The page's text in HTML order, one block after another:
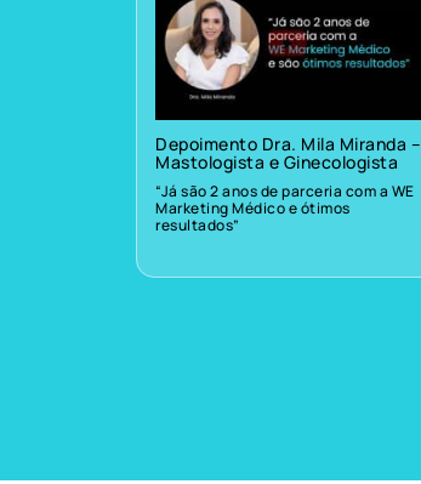
Depoimento Dra. Mila Miranda –
Mastologista e Ginecologista
“Já são 2 anos de parceria com a WE
Marketing Médico e ótimos
resultados”